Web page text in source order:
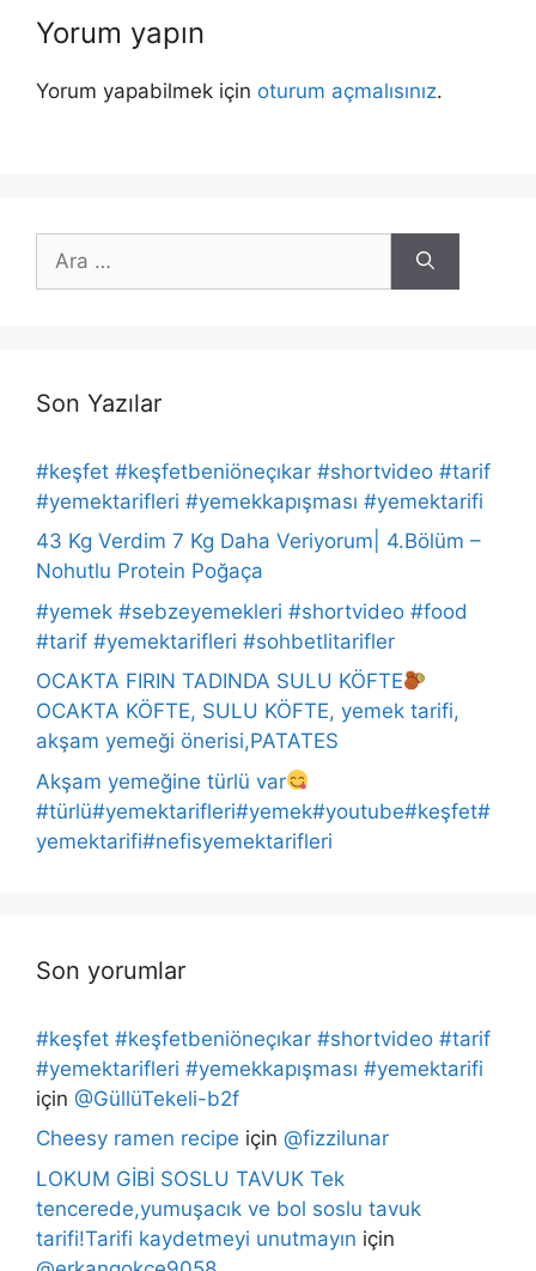
Yorum yapın
Yorum yapabilmek için oturum açmalısınız.
ara
Son Yazılar
#keşfet #keşfetbeniöneçıkar #shortvideo #tarif
#yemektarifleri #yemekkapışması #yemektarifi
43 Kg Verdim 7 Kg Daha Veriyorum| 4.Bölüm –
Nohutlu Protein Poğaça
#yemek #sebzeyemekleri #shortvideo #food
#tarif #yemektarifleri #sohbetlitarifler
OCAKTA FIRIN TADINDA SULU KÖFTE
OCAKTA KÖFTE, SULU KÖFTE, yemek tarifi,
akşam yemeği önerisi,PATATES
Akşam yemeğine türlü var
#türlü#yemektarifleri#yemek#youtube#keşfet#
yemektarifi#nefisyemektarifleri
Son yorumlar
#keşfet #keşfetbeniöneçıkar #shortvideo #tarif
#yemektarifleri #yemekkapışması #yemektarifi
için @GüllüTekeli-b2f
Cheesy ramen recipe için @fizzilunar
LOKUM GİBİ SOSLU TAVUK Tek
tencerede,yumuşacık ve bol soslu tavuk
tarifi!Tarifi kaydetmeyi unutmayın için